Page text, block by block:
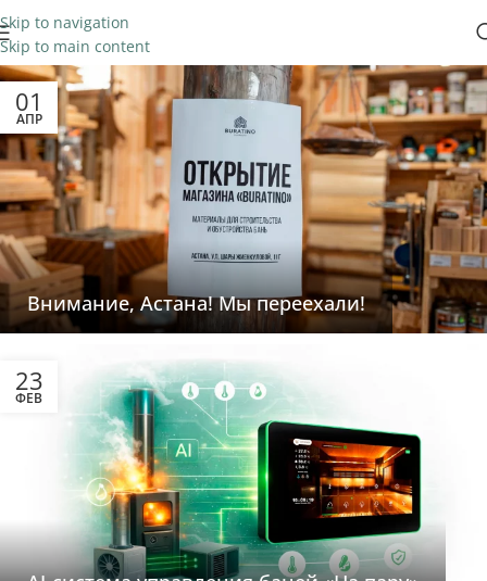
Skip to navigation
Skip to main content
01
АПР
Внимание, Астана! Мы переехали!
23
ФЕВ